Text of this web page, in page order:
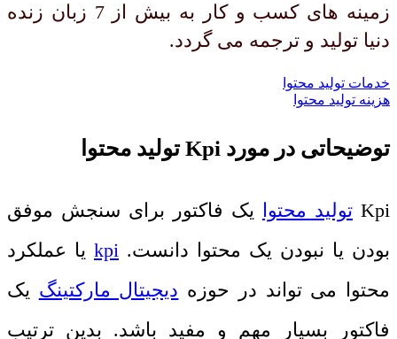
زمینه های کسب و کار به بیش از 7 زبان زنده
دنیا تولید و ترجمه می گردد.
خدمات تولید محتوا
هزینه تولید محتوا
توضیحاتی در مورد Kpiتولید محتوا
Kpi تولید محتوا یک فاکتور برای سنجش موفق
بودن یا نبودن یک محتوا دانست. kpi یا عملکرد
محتوا می تواند در حوزه دیجیتال مارکتینگ یک
فاکتور بسیار مهم و مفید باشد. بدین ترتیب